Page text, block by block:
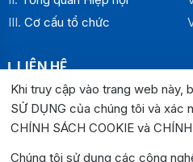
Cơ cấu tổ chức
LIÊN HỆ
Địa chỉ:
Văn phòng Hiệp hội Doanh
Trường Chinh , P. Buôn Ma
Văn phòng Đại diện khu vực
Khi truy cập vào trang web này,
SỬ DỤNG của chúng tôi và xác
CHÍNH SÁCH COOKIE và
Chúng tôi sử dụng các công